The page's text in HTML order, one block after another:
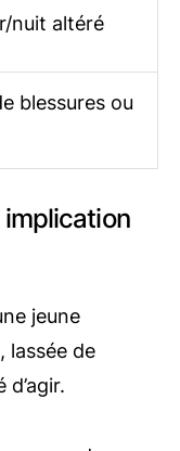
nuit altéré
blessures ou
jeune
lassée de